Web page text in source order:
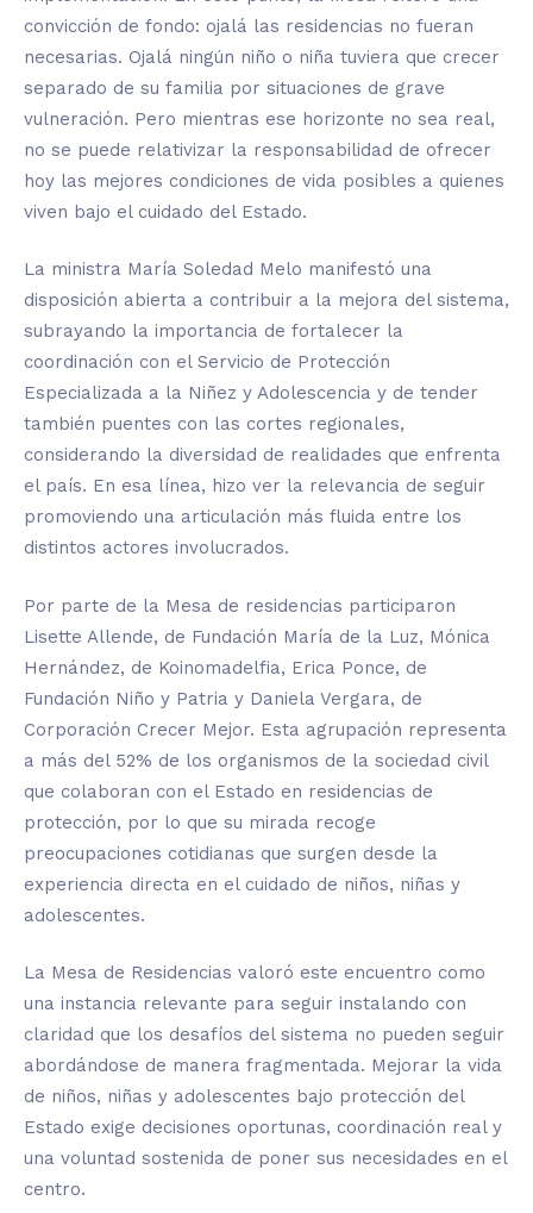
convicción de fondo: ojalá las residencias no fueran
necesarias. Ojalá ningún niño o niña tuviera que crecer
separado de su familia por situaciones de grave
vulneración. Pero mientras ese horizonte no sea real,
no se puede relativizar la responsabilidad de ofrecer
hoy las mejores condiciones de vida posibles a quienes
viven bajo el cuidado del Estado.
La ministra María Soledad Melo manifestó una
disposición abierta a contribuir a la mejora del sistema,
subrayando la importancia de fortalecer la
coordinación con el Servicio de Protección
Especializada a la Niñez y Adolescencia y de tender
también puentes con las cortes regionales,
considerando la diversidad de realidades que enfrenta
el país. En esa línea, hizo ver la relevancia de seguir
promoviendo una articulación más fluida entre los
distintos actores involucrados.
Por parte de la Mesa de residencias participaron
Lisette Allende, de Fundación María de la Luz, Mónica
Hernández, de Koinomadelfia, Erica Ponce, de
Fundación Niño y Patria y Daniela Vergara, de
Corporación Crecer Mejor. Esta agrupación representa
a más del 52% de los organismos de la sociedad civil
que colaboran con el Estado en residencias de
protección, por lo que su mirada recoge
preocupaciones cotidianas que surgen desde la
experiencia directa en el cuidado de niños, niñas y
adolescentes.
La Mesa de Residencias valoró este encuentro como
una instancia relevante para seguir instalando con
claridad que los desafíos del sistema no pueden seguir
abordándose de manera fragmentada. Mejorar la vida
de niños, niñas y adolescentes bajo protección del
Estado exige decisiones oportunas, coordinación real y
una voluntad sostenida de poner sus necesidades en el
centro.